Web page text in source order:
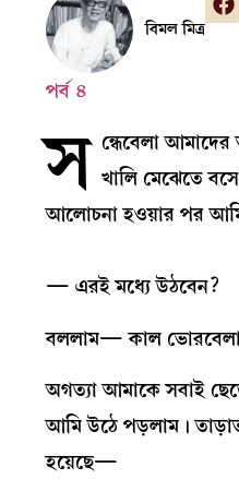
বিমল মিত্র
পর্ব ৪
স ন্ধেবেলা
খালি মেঝেতে
আলোচনা হওয়ার পর
— এরই মধ্যে উঠবেন?
বললাম— কাল ভোরবেলা
অগত্যা আমাকে সবাই
আমি উঠে পড়লাম।
হয়েছে—